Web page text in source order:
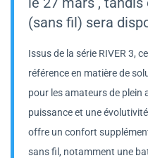
(sans fil) sera
Issus de la série RIVER 3,
référence en matière de
pour les amateurs de plein
puissance et une
offre un confort
sans fil, notamment une